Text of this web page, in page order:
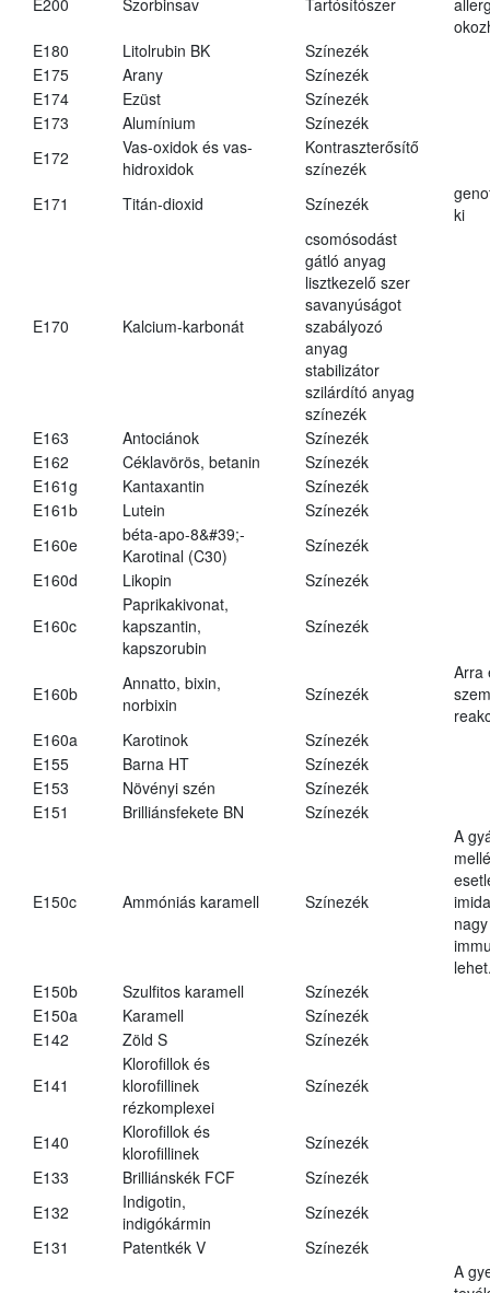
E180
Litolrubin BK
Színezék
E175
Arany
Színezék
E174
Ezüst
Színezék
E173
Alumínium
Színezék
E172
Vas-oxidok és vas-
hidroxidok
Kontraszterősítő
színezék
E171
Titán-dioxid Színezék
ki
E170 Kalcium-karbonát
csomósodást
gátló anyag
lisztkezelő szer
savanyúságot
szabályozó
anyag
stabilizátor
szilárdító anyag
színezék
E163
Antociánok
Színezék
E162
Céklavörös, betanin
Színezék
E161g
Kantaxantin
Színezék
E161b
Lutein
Színezék
E160e
béta-apo-8&#39;-
Karotinal (C30)
Színezék
E160d
Likopin Színezék
E160c
Paprikakivonat,
kapszantin,
kapszorubin
Színezék
E160b
Annatto, bixin,
norbixin
Színezék
Arra
E160a
Karotinok
Színezék
E155
Barna HT
Színezék
E153
Növényi szén
Színezék
E151
Brilliánsfekete BN Színezék
E150c Ammóniás karamell Színezék
A
E150b
Szulfitos karamell
Színezék
E150a
Karamell
Színezék
E142
Zöld S Színezék
E141
Klorofillok és
klorofillinek
rézkomplexei
Színezék
E140
Klorofillok és
klorofillinek
Színezék
E133
Brilliánskék FCF
Színezék
E132
Indigotin,
indigókármin
Színezék
E131
Patentkék V Színezék
A